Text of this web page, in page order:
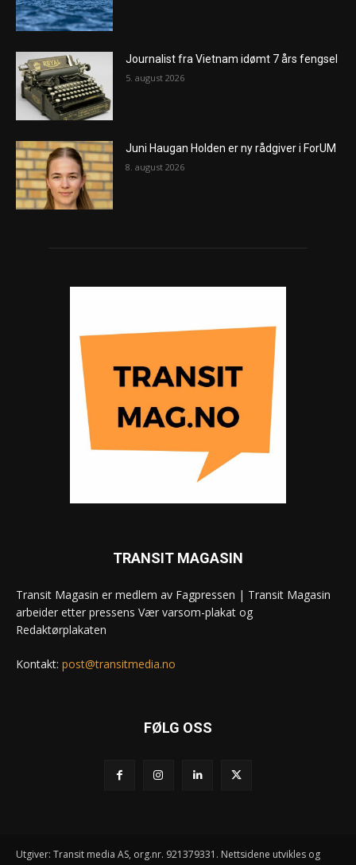
Journalist fra Vietnam idømt 7 års fengsel
5. august 2026
Juni Haugan Holden er ny rådgiver i ForUM
8. august 2026
TRANSIT MAGASIN
Transit Magasin er medlem av Fagpressen | Transit Magasin
arbeider etter pressens Vær varsom-plakat og
Redaktørplakaten
Kontakt: post@transitmedia.no
FØLG OSS
Utgiver: Transit media AS, org.nr. 921379331. Nettsidene utvikles og